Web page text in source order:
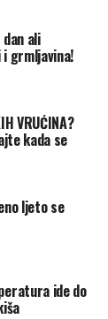
dan ali
i grmljavina!
VRUĆINA?
kada se
ljeto se
ide do